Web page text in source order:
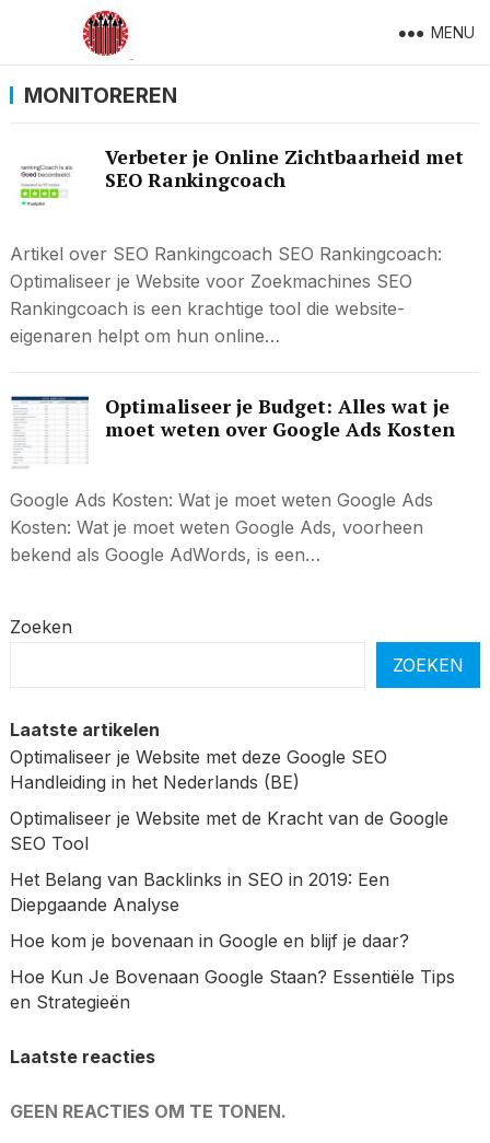
MENU
MONITOREREN
Verbeter je Online Zichtbaarheid met
SEO Rankingcoach
Artikel over SEO Rankingcoach SEO Rankingcoach:
Optimaliseer je Website voor Zoekmachines SEO
Rankingcoach is een krachtige tool die website-
eigenaren helpt om hun online…
Optimaliseer je Budget: Alles wat je
moet weten over Google Ads Kosten
Google Ads Kosten: Wat je moet weten Google Ads
Kosten: Wat je moet weten Google Ads, voorheen
bekend als Google AdWords, is een…
Zoeken
ZOEKEN
Laatste artikelen
Optimaliseer je Website met deze Google SEO
Handleiding in het Nederlands (BE)
Optimaliseer je Website met de Kracht van de Google
SEO Tool
Het Belang van Backlinks in SEO in 2019: Een
Diepgaande Analyse
Hoe kom je bovenaan in Google en blijf je daar?
Hoe Kun Je Bovenaan Google Staan? Essentiële Tips
en Strategieën
Laatste reacties
GEEN REACTIES OM TE TONEN.